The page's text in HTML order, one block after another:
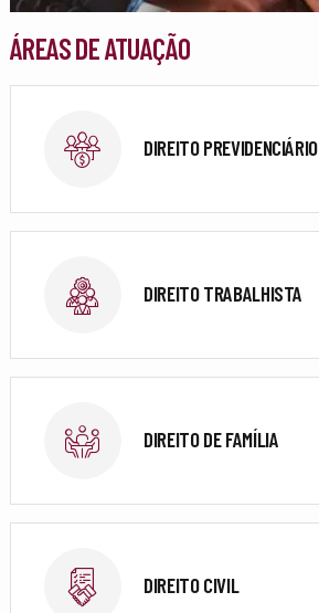
ÁREAS DE ATUAÇÃO
DIREITO PREVIDENCIÁRIO
DIREITO TRABALHISTA
DIREITO DE FAMÍLIA
DIREITO CIVIL